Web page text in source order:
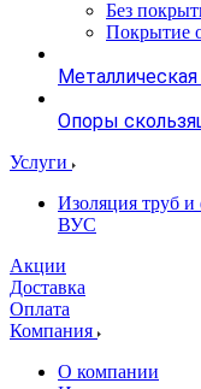
Без
Покрытие
Опоры
Услуги
Изоляция труб
ВУС
Акции
Доставка
Оплата
Компания
О компании